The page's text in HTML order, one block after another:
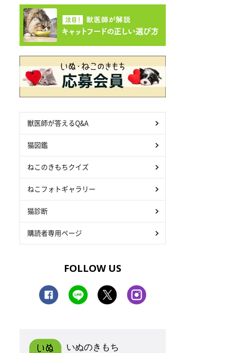
獣医師が答えるQ&A
猫図鑑
ねこのきもちクイズ
ねこフォトギャラリー
猫診断
購読者専用ページ
FOLLOW US
いぬのきもち